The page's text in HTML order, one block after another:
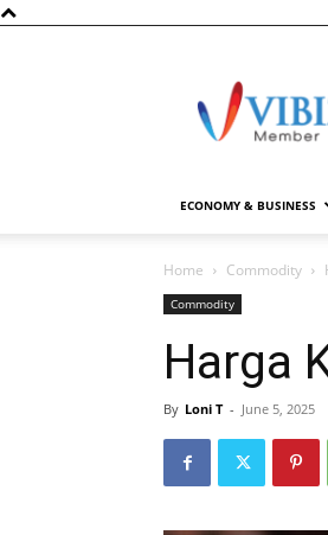
ECONOMY & BUSINESS
Home Commodity
Commodity
Harga
By Loni T - June 5, 2025